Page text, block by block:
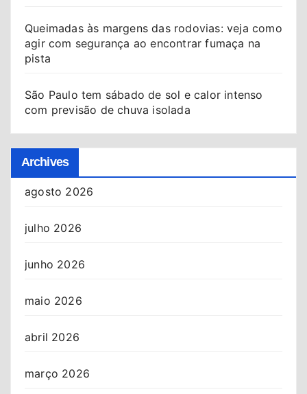
Queimadas às margens das rodovias: veja como
agir com segurança ao encontrar fumaça na
pista
São Paulo tem sábado de sol e calor intenso
com previsão de chuva isolada
Archives
agosto 2026
julho 2026
junho 2026
maio 2026
abril 2026
março 2026